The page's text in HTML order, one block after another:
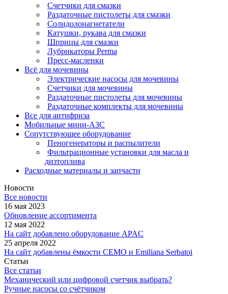
Счетчики для смазки
Раздаточные пистолеты для смазки
Солидолонагнетатели
Катушки, рукава для смазки
Шприцы для смазки
Лубрикаторы Perma
Пресс-масленки
Всё для мочевины
Электрические насосы для мочевины
Счетчики для мочевины
Раздаточные пистолеты для мочевины
Раздаточные комплекты для мочевины
Все для антифриза
Мобильные мини-АЗС
Сопутствующее оборудование
Пеногенераторы и распылители
Фильтрационные установки для масла и
дизтоплива
Расходные материалы и запчасти
Новости
Все новости
16 мая 2023
Обновление ассортимента
12 мая 2022
На сайт добавлено оборудование APAC
25 апреля 2022
На сайт добавлены ёмкости CEMO и Emiliana Serbatoi
Статьи
Все статьи
Механический или цифровой счетчик выбрать?
Ручные насосы со счётчиком